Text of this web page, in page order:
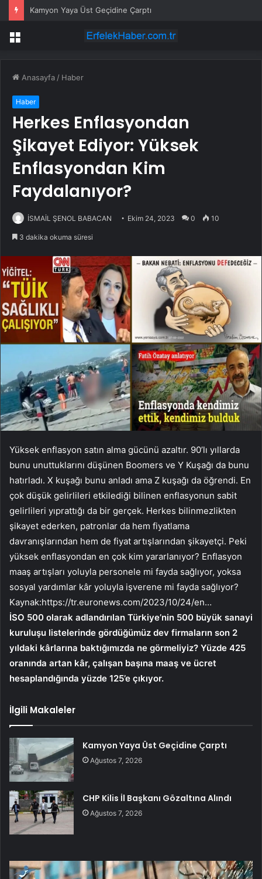
CHP Kilis İl Başkanı Gözaltına Alındı
Menü
Anasayfa / Haber
Haber
Herkes Enflasyondan
Şikayet Ediyor: Yüksek
Enflasyondan Kim
Faydalanıyor?
İSMAİL ŞENOL BABACAN Ekim 24, 2023 0 10
3 dakika okuma süresi
Yüksek enflasyon satın alma gücünü azaltır. 90’lı yıllarda
bunu unuttuklarını düşünen Boomers ve Y Kuşağı da bunu
hatırladı. X kuşağı bunu anladı ama Z kuşağı da öğrendi. En
çok düşük gelirlileri etkilediği bilinen enflasyonun sabit
gelirlileri yıprattığı da bir gerçek. Herkes bilinmezlikten
şikayet ederken, patronlar da hem fiyatlama
davranışlarından hem de fiyat artışlarından şikayetçi. Peki
yüksek enflasyondan en çok kim yararlanıyor? Enflasyon
maaş artışları yoluyla personele mi fayda sağlıyor, yoksa
sosyal yardımlar kâr yoluyla işverene mi fayda sağlıyor?
Kaynak:https://tr.euronews.com/2023/10/24/en…
İSO 500 olarak adlandırılan Türkiye’nin 500 büyük sanayi
kuruluşu listelerinde gördüğümüz dev firmaların son 2
yıldaki kârlarına baktığımızda ne görmeliyiz? Yüzde 425
oranında artan kâr, çalışan başına maaş ve ücret
hesaplandığında yüzde 125’e çıkıyor.
İlgili Makaleler
Kamyon Yaya Üst Geçidine Çarptı
Ağustos 7, 2026
CHP Kilis İl Başkanı Gözaltına Alındı
Ağustos 7, 2026